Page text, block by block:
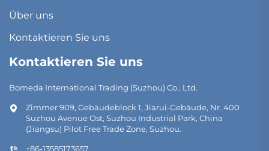
Über uns
Kontaktieren Sie uns
Kontaktieren Sie uns
Bomeda International Trading (Suzhou) Co., Ltd.
Zimmer 909, Gebäudeblock 1, Jiarui-Gebäude, Nr. 400
Suzhou Avenue Ost, Suzhou Industrial Park, China
(Jiangsu) Pilot Free Trade Zone, Suzhou.
+86-13585173657